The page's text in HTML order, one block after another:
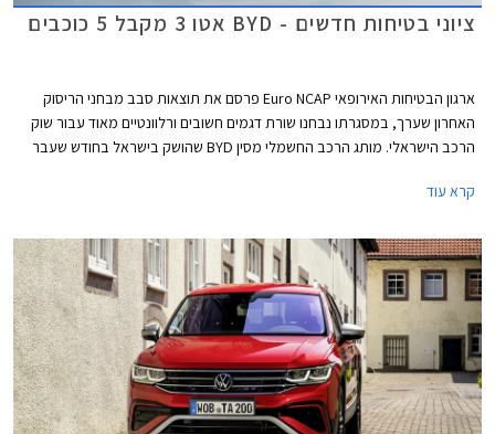
ציוני בטיחות חדשים - BYD אטו 3 מקבל 5 כוכבים
ארגון הבטיחות האירופאי Euro NCAP פרסם את תוצאות סבב מבחני הריסוק
האחרון שערך, במסגרתו נבחנו שורת דגמים חשובים ורלוונטיים מאוד עבור שוק
הרכב הישראלי. מותג הרכב החשמלי מסין BYD שהושק בישראל בחודש שעבר
קרא עוד